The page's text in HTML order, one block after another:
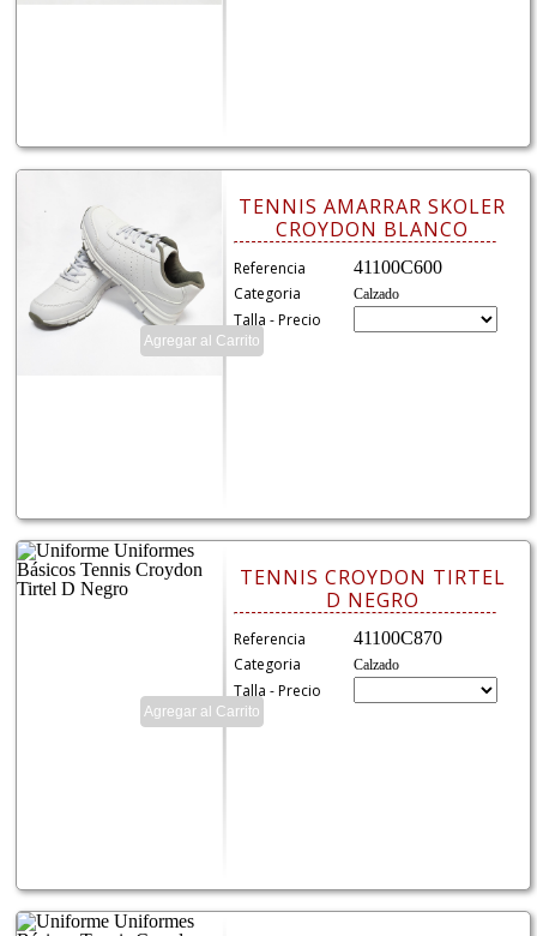
TENNIS AMARRAR SKOLER
CROYDON BLANCO
Referencia
41100C600
Categoria
Calzado
Talla - Precio
TENNIS CROYDON TIRTEL
D NEGRO
Referencia
41100C870
Categoria
Calzado
Talla - Precio